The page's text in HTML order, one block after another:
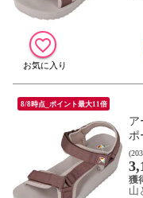
8/8時点_ポイント最大11倍
ア
ポ
ュ
ャ
ッ
山